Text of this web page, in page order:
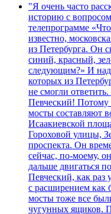
"Я очень часто
историю с
телепрограмме
известно,
из Петербурга. Он
синий, красный,
следующим?» И
которых из
не смогли
Певческий! Потому
мосты составляют
Исаакиевской
Гороховой улицы,
проспекта. Он
сейчас, по-моему,
дальше двигаться
Певческий, как
с расширением
мосты тоже все
чугунных ящиков.